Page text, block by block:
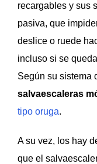
recargables y sus
pasiva, que
deslice o ruede
incluso si se
Según su sistema
salvaescaleras
tipo oruga.
A su vez, los hay
que el